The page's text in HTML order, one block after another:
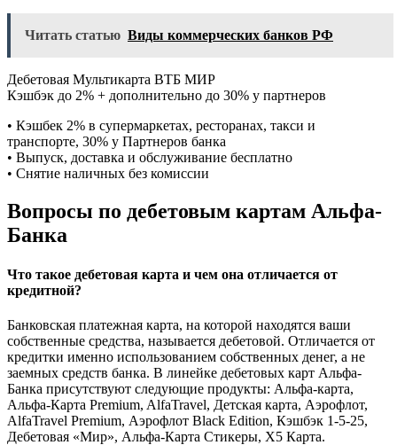
Читать статью Виды коммерческих банков РФ
Дебетовая Мультикарта ВТБ МИР
Кэшбэк до 2% + дополнительно до 30% у партнеров
• Кэшбек 2% в супермаркетах, ресторанах, такси и
транспорте, 30% у Партнеров банка
• Выпуск, доставка и обслуживание бесплатно
• Снятие наличных без комиссии
Вопросы по дебетовым картам Альфа-
Банка
Что такое дебетовая карта и чем она отличается от
кредитной?
Банковская платежная карта, на которой находятся ваши
собственные средства, называется дебетовой. Отличается от
кредитки именно использованием собственных денег, а не
заемных средств банка. В линейке дебетовых карт Альфа-
Банка присутствуют следующие продукты: Альфа-карта,
Альфа-Карта Premium, AlfaTravel, Детская карта, Аэрофлот,
AlfaTravel Premium, Аэрофлот Black Edition, Кэшбэк 1-5-25,
Дебетовая «Мир», Альфа-Карта Стикеры, Х5 Карта.